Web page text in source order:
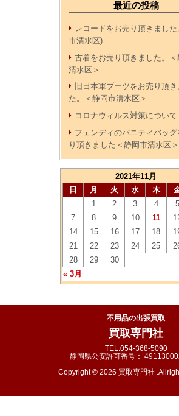
最近の投稿
レコードをお売り頂きました
市清水区)
古着をお売り頂きました。＜
清水区＞
旧日本軍ブーツをお売り頂き
た。＜静岡市清水区＞
コロナウィルス対策について
フェンディのバニティバッグ
り頂きました＜静岡市清水区＞
2021年11月
日
月 火 水 木
« 3月
1 2 3 4 5
7
8 9 10 11
14
15 16 17 18
21
22 23 24 25
28
29 30
不用品の出張買取
買取専門社
TEL:054-368-5090
静岡県公安許可番号：
Copyright © 2026 買取専門社